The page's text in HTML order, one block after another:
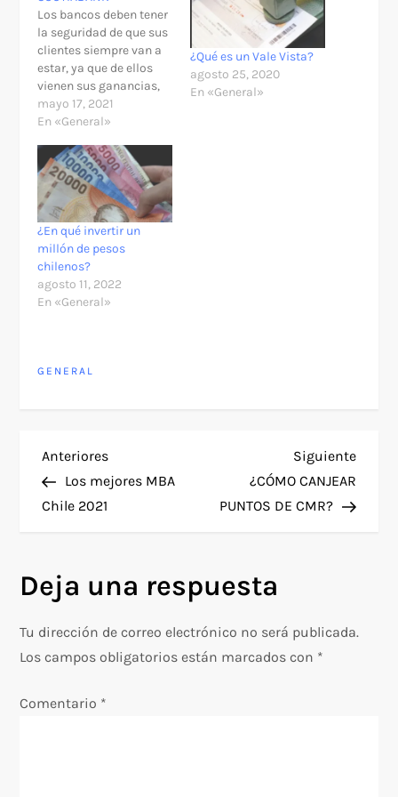
Los bancos deben tener
la seguridad de que sus
clientes siempre van a
estar, ya que de ellos
vienen sus ganancias,
de ellos vienen sus
trabajos, las personas
seguridad y apoyo al
momento de necesitar
algo y los bancos
muchas veces se
comportan como
personas físicas, y no…
mayo 17, 2021
En «General»
¿Qué es un Vale Vista?
agosto 25, 2020
En «General»
¿En qué invertir un
millón de pesos
chilenos?
agosto 11, 2022
En «General»
GENERAL
N
a
e
g
a
c
Entrada
anterior
Anteriores
Los mejores MBA
Chile 2021
Siguiente
¿CÓMO CANJEAR
PUNTOS DE CMR?
Deja una respuesta
Tu dirección de correo electrónico no será publicada.
Los campos obligatorios están marcados con *
Comentario *